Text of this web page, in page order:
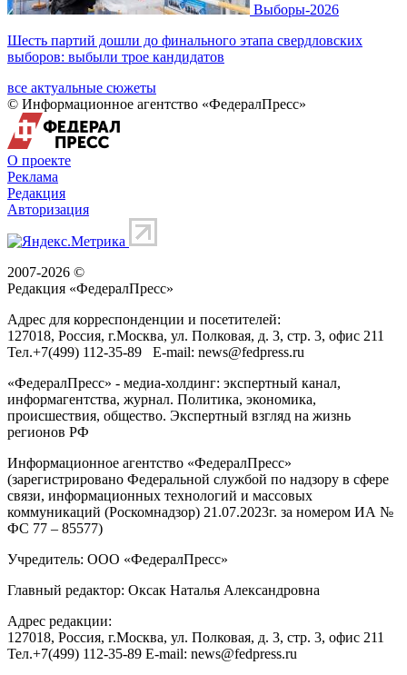
Выборы-2026
Шесть партий дошли до финального этапа свердловских
выборов: выбыли трое кандидатов
все актуальные сюжеты
© Информационное агентство «ФедералПресс»
О проекте
Реклама
Редакция
Авторизация
2007-2026 ©
Редакция «ФедералПресс»
Адрес для корреспонденции и посетителей:
127018, Россия, г.Москва, ул. Полковая, д. 3, стр. 3, офис 211
Тел.+7(499) 112-35-89 E-mail: news@fedpress.ru
«ФедералПресс» - медиа-холдинг: экспертный канал,
информагентства, журнал. Политика, экономика,
происшествия, общество. Экспертный взгляд на жизнь
регионов РФ
Информационное агентство «ФедералПресс»
(зарегистрировано Федеральной службой по надзору в сфере
связи, информационных технологий и массовых
коммуникаций (Роскомнадзор) 21.07.2023г. за номером ИА №
ФС 77 – 85577)
Учредитель: ООО «ФедералПресс»
Главный редактор: Оксак Наталья Александровна
Адрес редакции:
127018, Россия, г.Москва, ул. Полковая, д. 3, стр. 3, офис 211
Тел.+7(499) 112-35-89 E-mail: news@fedpress.ru